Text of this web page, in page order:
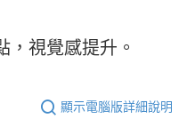
訊。
訊中的連結，可透過四大超商／
視為交易完成。
之結帳頁面顯示為準，若有關於
請控制商品重量在9~
請控制商品重量在9~9.5
視覺感提升。
顯示電腦版詳細說明